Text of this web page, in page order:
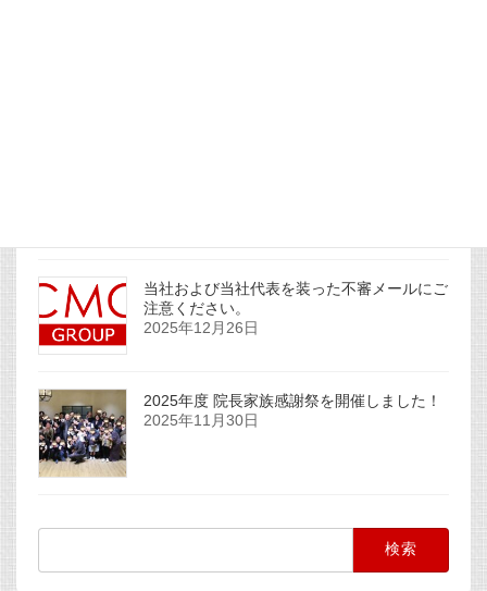
当社および当社代表を装った不審メールにご
注意ください。
2025年12月26日
2025年度 院長家族感謝祭を開催しました！
2025年11月30日
検